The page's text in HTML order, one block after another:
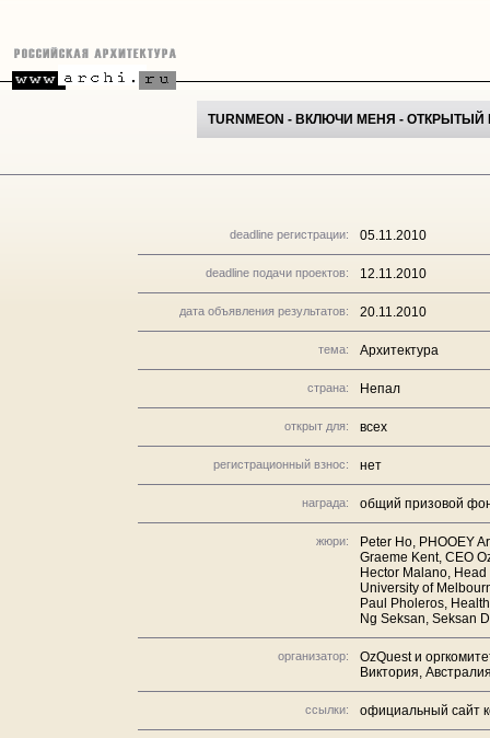
TURNMEON - ВКЛЮЧИ МЕНЯ -
deadline регистрации: 05.11.2010
deadline подачи проектов: 12.11.2010
дата объявления результатов: 20.11.2010
тема: Архитектура
страна: Непал
открыт для: всех
регистрационный взнос: нет
награда: общий призовой
жюри:
Peter Ho, PHOOEY
Graeme Kent, CEO
Hector Malano,
University of
Paul Pholeros,
Ng Seksan, Seksan
организатор:
OzQuest и
Виктория,
ссылки: официальный сайт